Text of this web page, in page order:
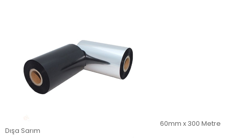
60mm x 300 Metre
Dışa Sarım